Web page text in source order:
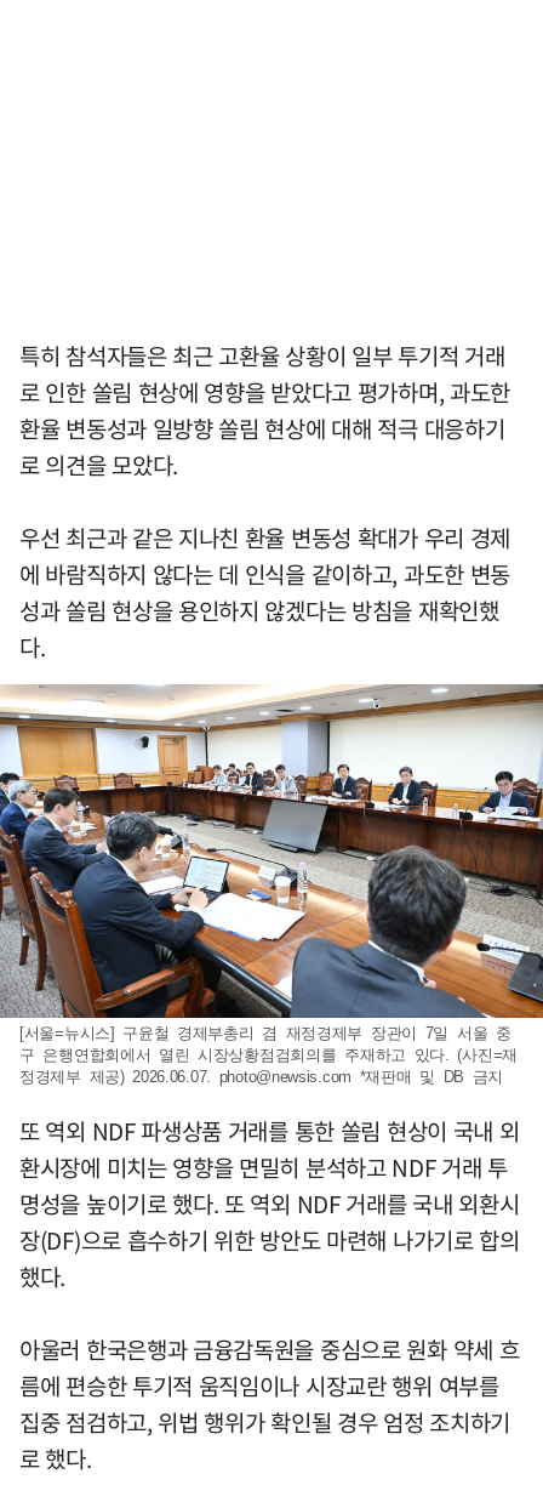
특히 참석자들은 최근 고환율 상황이 일부 투기적 거래
로 인한 쏠림 현상에 영향을 받았다고 평가하며, 과도한
환율 변동성과 일방향 쏠림 현상에 대해 적극 대응하기
로 의견을 모았다.
우선 최근과 같은 지나친 환율 변동성 확대가 우리 경제
에 바람직하지 않다는 데 인식을 같이하고, 과도한 변동
성과 쏠림 현상을 용인하지 않겠다는 방침을 재확인했
다.
[서울=뉴시스] 구윤철 경제부총리 겸 재정경제부 장관이 7일 서울 중
구 은행연합회에서 열린 시장상황점검회의를 주재하고 있다. (사진=재
정경제부 제공) 2026.06.07. photo@newsis.com *재판매 및 DB 금지
또 역외 NDF 파생상품 거래를 통한 쏠림 현상이 국내 외
환시장에 미치는 영향을 면밀히 분석하고 NDF 거래 투
명성을 높이기로 했다. 또 역외 NDF 거래를 국내 외환시
장(DF)으로 흡수하기 위한 방안도 마련해 나가기로 합의
했다.
아울러 한국은행과 금융감독원을 중심으로 원화 약세 흐
름에 편승한 투기적 움직임이나 시장교란 행위 여부를
집중 점검하고, 위법 행위가 확인될 경우 엄정 조치하기
로 했다.